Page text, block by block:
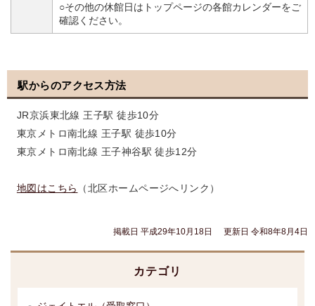
○その他の休館日はトップページの各館カレンダーをご
確認ください。
駅からのアクセス方法
JR京浜東北線 王子駅 徒歩10分
東京メトロ南北線 王子駅 徒歩10分
東京メトロ南北線 王子神谷駅 徒歩12分
地図はこちら （北区ホームページへリンク）
掲載日 平成29年10月18日 更新日 令和8年8月4日
カテゴリ